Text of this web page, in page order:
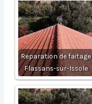
Reparation de faitage
Flassans-sur-Issole